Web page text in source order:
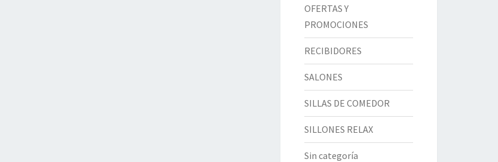
OFERTAS Y
PROMOCIONES
RECIBIDORES
SALONES
SILLAS DE COMEDOR
SILLONES RELAX
Sin categoría